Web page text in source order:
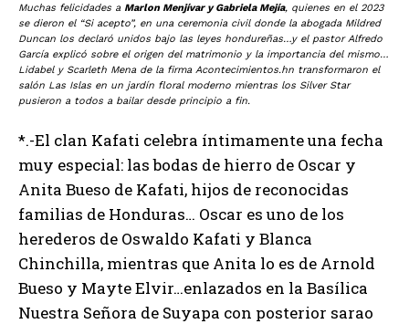
Muchas felicidades a Marlon Menjívar y Gabriela Mejía, quienes en el 2023
se dieron el “Si acepto”, en una ceremonia civil donde la abogada Mildred
Duncan los declaró unidos bajo las leyes hondureñas…y el pastor Alfredo
García explicó sobre el origen del matrimonio y la importancia del mismo…
Lidabel y Scarleth Mena de la firma Acontecimientos.hn transformaron el
salón Las Islas en un jardín floral moderno mientras los Silver Star
pusieron a todos a bailar desde principio a fin.
*.-El clan Kafati celebra íntimamente una fecha
muy especial: las bodas de hierro de Oscar y
Anita Bueso de Kafati, hijos de reconocidas
familias de Honduras… Oscar es uno de los
herederos de Oswaldo Kafati y Blanca
Chinchilla, mientras que Anita lo es de Arnold
Bueso y Mayte Elvir…enlazados en la Basílica
Nuestra Señora de Suyapa con posterior sarao